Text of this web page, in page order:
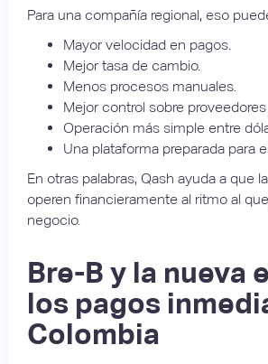
Para una compañía regional, eso
Mayor velocidad en pagos.
Mejor tasa de cambio.
Menos procesos manuales.
Mejor control sobre
Operación más simple entre
Una plataforma preparada para
En otras palabras, Qash ayuda a que
operen financieramente al ritmo al
negocio.
Bre-B y la nueva
los pagos
Colombia